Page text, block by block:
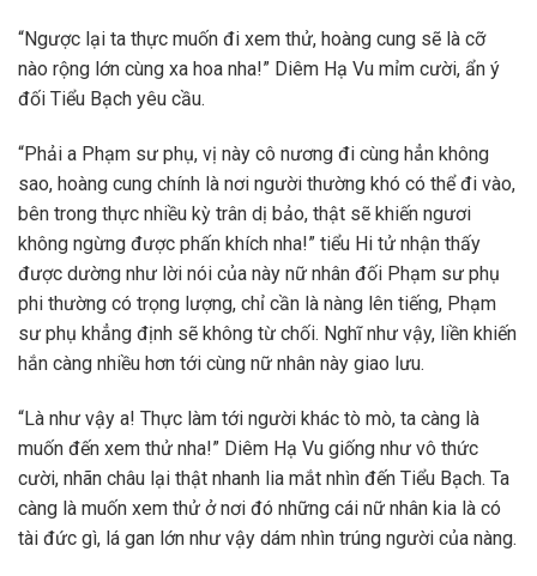
“Ngược lại ta thực muốn đi xem thử, hoàng cung sẽ là cỡ
nào rộng lớn cùng xa hoa nha!” Diêm Hạ Vu mỉm cười, ẩn ý
đối Tiểu Bạch yêu cầu.
“Phải a Phạm sư phụ, vị này cô nương đi cùng hẳn không
sao, hoàng cung chính là nơi người thường khó có thể đi vào,
bên trong thực nhiều kỳ trân dị bảo, thật sẽ khiến ngươi
không ngừng được phấn khích nha!” tiểu Hi tử nhận thấy
được dường như lời nói của này nữ nhân đối Phạm sư phụ
phi thường có trọng lượng, chỉ cần là nàng lên tiếng, Phạm
sư phụ khẳng định sẽ không từ chối. Nghĩ như vậy, liền khiến
hắn càng nhiều hơn tới cùng nữ nhân này giao lưu.
“Là như vậy a! Thực làm tới người khác tò mò, ta càng là
muốn đến xem thử nha!” Diêm Hạ Vu giống như vô thức
cười, nhãn châu lại thật nhanh lia mắt nhìn đến Tiểu Bạch. Ta
càng là muốn xem thử ở nơi đó những cái nữ nhân kia là có
tài đức gì, lá gan lớn như vậy dám nhìn trúng người của nàng.